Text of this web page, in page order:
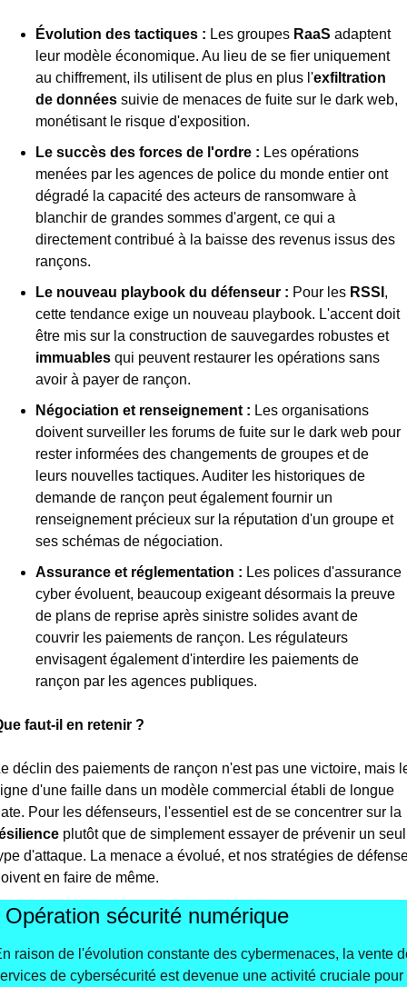
Évolution des tactiques : Les groupes RaaS adaptent
leur modèle économique. Au lieu de se fier uniquement
au chiffrement, ils utilisent de plus en plus l'exfiltration
de données suivie de menaces de fuite sur le dark web,
monétisant le risque d'exposition.
Le succès des forces de l'ordre : Les opérations
menées par les agences de police du monde entier ont
dégradé la capacité des acteurs de ransomware à
blanchir de grandes sommes d'argent, ce qui a
directement contribué à la baisse des revenus issus des
rançons.
Le nouveau playbook du défenseur : Pour les RSSI ,
cette tendance exige un nouveau playbook. L'accent doit
être mis sur la construction de sauvegardes robustes et
immuables qui peuvent restaurer les opérations sans
avoir à payer de rançon.
Négociation et renseignement : Les organisations
doivent surveiller les forums de fuite sur le dark web pour
rester informées des changements de groupes et de
leurs nouvelles tactiques. Auditer les historiques de
demande de rançon peut également fournir un
renseignement précieux sur la réputation d'un groupe et
ses schémas de négociation.
Assurance et réglementation : Les polices d'assurance
cyber évoluent, beaucoup exigeant désormais la preuve
de plans de reprise après sinistre solides avant de
couvrir les paiements de rançon. Les régulateurs
envisagent également d'interdire les paiements de
rançon par les agences publiques.
faut-il en retenir ?
déclin des paiements de rançon n'est pas une victoire, mais
d'une faille dans un modèle commercial établi de longue
plutôt que de simplement essayer de prévenir un seul
d'attaque. La menace a évolué, et nos stratégies de
en faire de même.
sécurité numérique
raison de l'évolution constante des cybermenaces, la vente
de cybersécurité est devenue une activité cruciale pour